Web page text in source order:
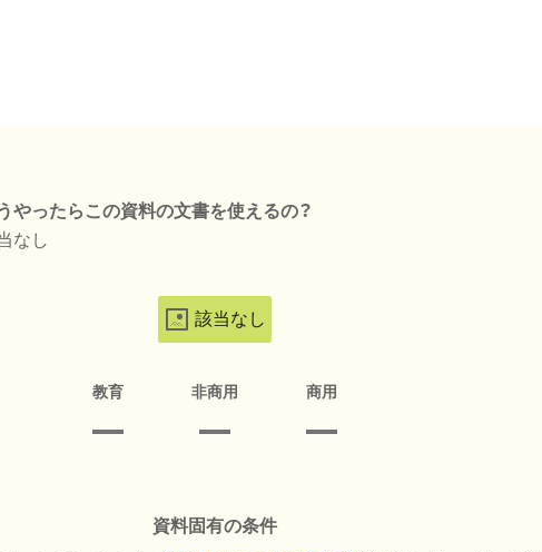
やったらこの資料の文書を使えるの？
なし
該当なし
教育 非商用 商用
資料固有の条件